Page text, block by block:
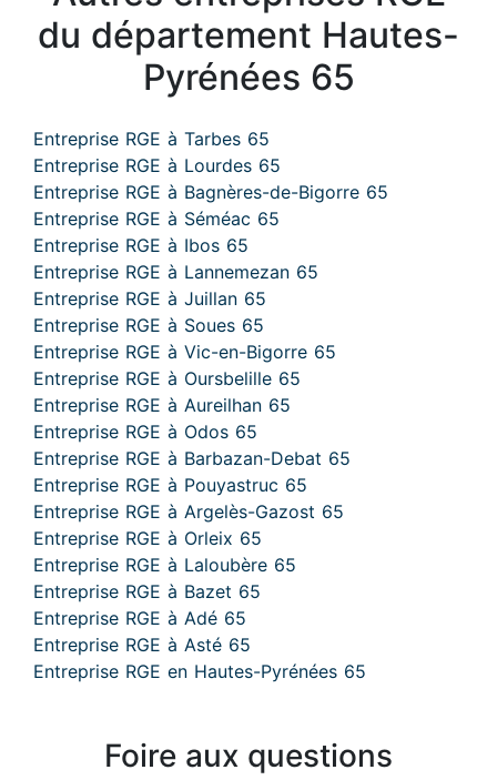
du département Hautes-
Pyrénées 65
Entreprise RGE à Tarbes 65
Entreprise RGE à Lourdes 65
Entreprise RGE à Bagnères-de-Bigorre 65
Entreprise RGE à Séméac 65
Entreprise RGE à Ibos 65
Entreprise RGE à Lannemezan 65
Entreprise RGE à Juillan 65
Entreprise RGE à Soues 65
Entreprise RGE à Vic-en-Bigorre 65
Entreprise RGE à Oursbelille 65
Entreprise RGE à Aureilhan 65
Entreprise RGE à Odos 65
Entreprise RGE à Barbazan-Debat 65
Entreprise RGE à Pouyastruc 65
Entreprise RGE à Argelès-Gazost 65
Entreprise RGE à Orleix 65
Entreprise RGE à Laloubère 65
Entreprise RGE à Bazet 65
Entreprise RGE à Adé 65
Entreprise RGE à Asté 65
Entreprise RGE en Hautes-Pyrénées 65
Foire aux questions